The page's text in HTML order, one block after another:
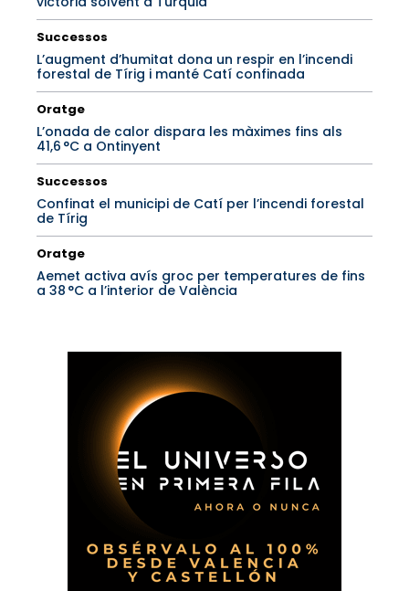
Successos
L’augment d’humitat dona un respir en l’incendi
forestal de Tírig i manté Catí confinada
Oratge
L’onada de calor dispara les màximes fins als
41,6 °C a Ontinyent
Successos
Confinat el municipi de Catí per l’incendi forestal
de Tírig
Oratge
Aemet activa avís groc per temperatures de fins
a 38 °C a l’interior de València